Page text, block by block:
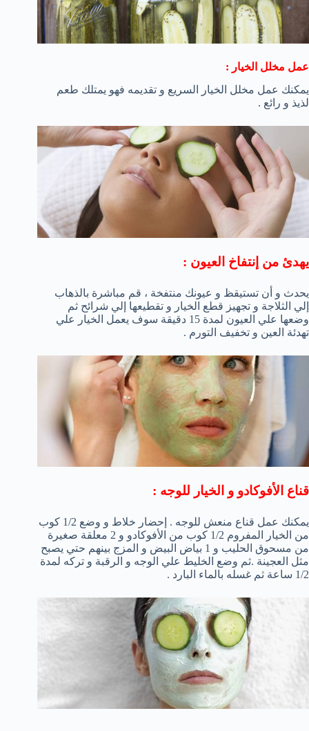
عمل مخلل الخيار :
يمكنك عمل مخلل الخيار السريع و تقديمه فهو يمتلك طعم
لذيذ و رائع .
يهدئ من إنتفاخ العيون :
يحدث و أن تستيقظ و عيونك منتفخة ، قم مباشرة بالذهاب
إلي الثلاجة و تجهيز قطع الخيار و تقطيعها إلي شرائح ثم
وضعها علي العيون لمدة 15 دقيقة سوف يعمل الخيار علي
تهدئة العين و تخفيف التورم .
قناع الأفوكادو و الخيار للوجه :
يمكنك عمل قناع منعش للوجه . إحضار خلاط و وضع 1/2 كوب
من الخيار المفروم 1/2 كوب من الأفوكادو و 2 معلقة صغيرة
من مسحوق الحليب و 1 بياض البيض و المزج بينهم حتي يصبح
مثل العجينة .ثم وضع الخليط علي الوجه و الرقبة و تركه لمدة
1/2 ساعة ثم غسله بالماء البارد .